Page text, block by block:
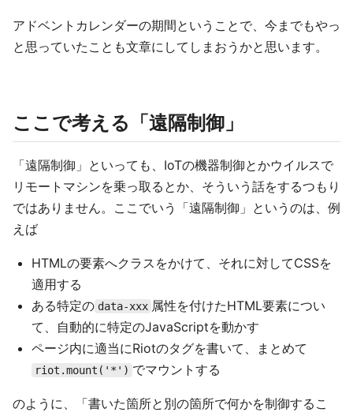
アドベントカレンダーの期間ということで、今までもやっ
と思っていたことも文章にしてしまおうかと思います。
ここで考える「遠隔制御」
「遠隔制御」といっても、IoTの機器制御とかウイルスで
リモートマシンを乗っ取るとか、そういう話をするつもり
ではありません。ここでいう「遠隔制御」というのは、例
えば
HTMLの要素へクラスをかけて、それに対してCSSを
適用する
ある特定の data-xxx 属性を付けたHTML要素につい
て、自動的に特定のJavaScriptを動かす
ページ内に適当にRiotのタグを書いて、まとめて
riot.mount('*') でマウントする
のように、「書いた箇所と別の箇所で何かを制御するこ